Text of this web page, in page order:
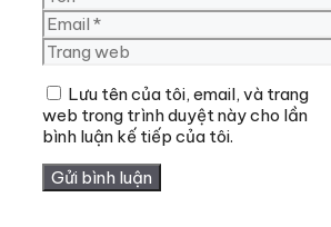
Email
Trang
web
Lưu tên của tôi, email, và trang
web trong trình duyệt này cho lần
bình luận kế tiếp của tôi.